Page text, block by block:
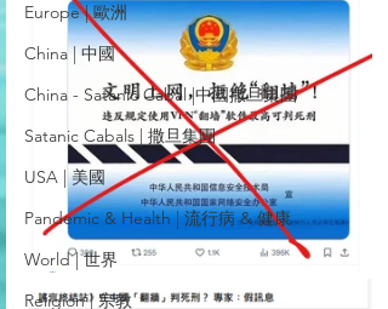
Europe | 歐洲
China | 中國
China - Satanic Cabal |中國撒旦集團
Satanic Cabals | 撒旦集團
USA | 美國
Pandemic & Health | 流行病 & 健康
World | 世界
Religion | 宗教